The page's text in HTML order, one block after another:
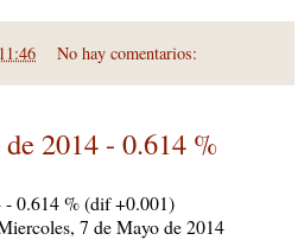
11:46 No hay comentarios:
2014 - 0.614 %
0.614 % (dif +0.001)
7 de Mayo de 2014